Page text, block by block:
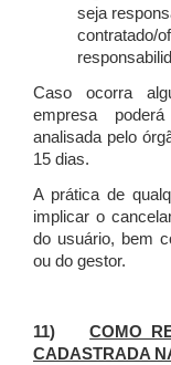
seja
contratado/
Caso ocorra
empresa
analisada pelo
15 dias.
A prática de
implicar o
do usuário, bem
ou do gestor.
11)COMO
CADASTRADA